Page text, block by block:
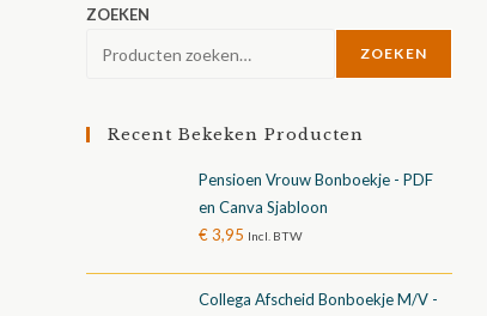
ZOEKEN
ZOEKEN
Recent Bekeken Producten
Pensioen Vrouw Bonboekje - PDF
en Canva Sjabloon
€3,95 Incl. BTW
Collega Afscheid Bonboekje M/V -